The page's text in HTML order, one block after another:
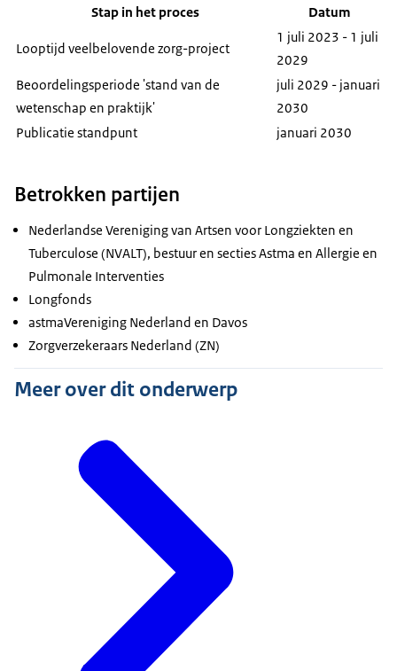
Stap in het proces Datum
Looptijd veelbelovende zorg-project
1 juli 2023 - 1 juli
2029
Beoordelingsperiode 'stand van de
wetenschap en praktijk'
juli 2029 - januari
2030
Publicatie standpunt
januari 2030
Betrokken partijen
Nederlandse Vereniging van Artsen voor Longziekten en
Tuberculose (NVALT), bestuur en secties Astma en Allergie en
Pulmonale Interventies
Longfonds
astmaVereniging Nederland en Davos
Zorgverzekeraars Nederland (ZN)
Meer over dit onderwerp